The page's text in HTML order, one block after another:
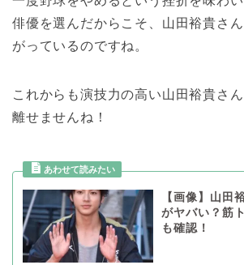
俳優を選んだからこそ、山田裕貴さ
がっているのですね。
これからも演技力の高い山田裕貴さ
離せませんね！
【画像】山田
がヤバい？筋
も確認！